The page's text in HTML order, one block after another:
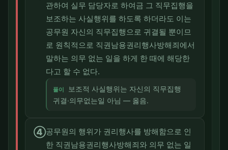
관하여 실무 담당자로 하여금 그 직무집행을
보조하는 사실행위를 하도록 하더라도 이는
공무원 자신의 직무집행으로 귀결될 뿐이므
로 원칙적으로 직권남용권리행사방해죄에서
말하는 의무 없는 일을 하게 한 때에 해당한
다고 할 수 없다.
풀이
보조적 사실행위는 자신의 직무집행
귀결·의무없는일 아님 — 옳음.
④공무원의 행위가 권리행사를 방해함으로 인
한 직권남용권리행사방해죄와 의무 없는 일